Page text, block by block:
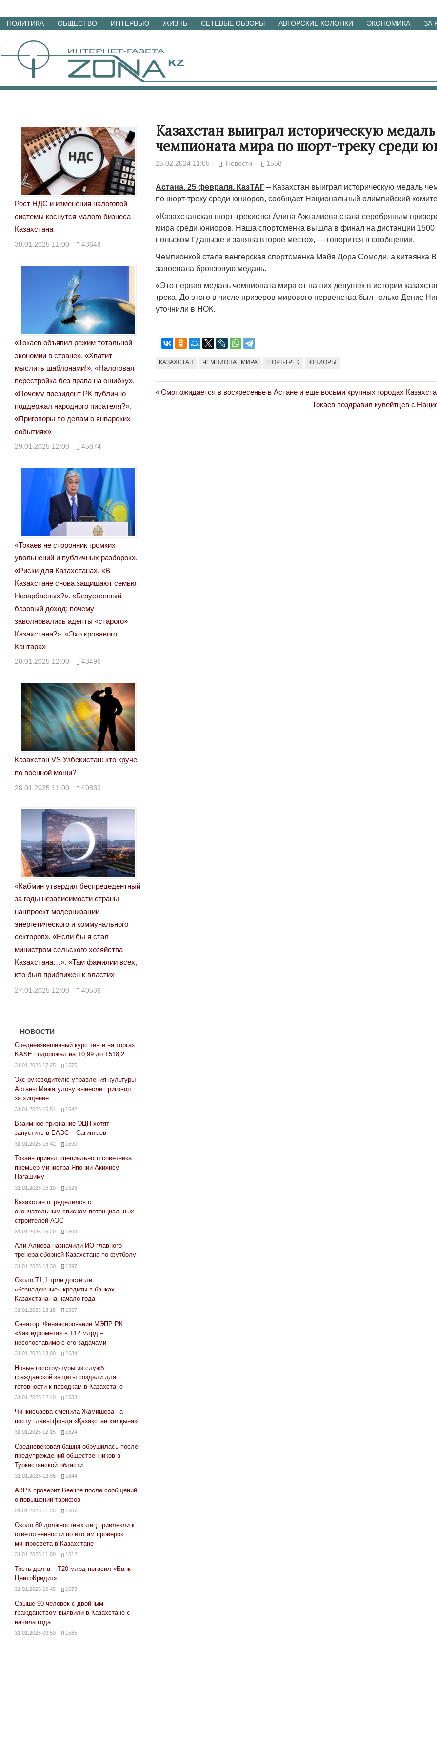
Перейти
материалам
ПОЛИТИКА ОБЩЕСТВО ИНТЕРВЬЮ ЖИЗНЬ СЕТЕВЫЕ ОБЗОРЫ АВТОРСКИЕ КОЛОНКИ ЭКОНОМИКА ЗА
Казахстан выиграл историческую медаль
чемпионата мира по шорт-треку среди
25.02.2024 11:05 Новости 1558
Астана. 25 февраля. КазТАГ – Казахстан выиграл историческую медаль
по шорт-треку среди юниоров, сообщает Национальный олимпийский
«Казахстанская шорт-трекистка Алина Ажгалиева стала серебряным
мира среди юниоров. Наша спортсменка вышла в финал на дистанции
польском Гданьске и заняла второе место», — говорится в сообщении.
Чемпионкой стала венгерская спортсменка Майя Дора Сомоди, а китаянка
завоевала бронзовую медаль.
«Это первая медаль чемпионата мира от наших девушек в истории
трека. До этого в числе призеров мирового первенства был только Денис
уточнили в НОК.
КАЗАХСТАН ЧЕМПИОНАТ МИРА ШОРТ-ТРЕК ЮНИОРЫ
Навигация
по
Previous
Смог ожидается в воскресенье в Астане и еще восьми крупных городах
Next
Post:
Токаев поздравил кувейтцев с
Рост НДС и изменения налоговой
системы коснутся малого бизнеса
Казахстана
30.01.2025 11:00 43648
«Токаев объявил режим тотальной
экономии в стране». «Хватит
мыслить шаблонами!». «Налоговая
перестройка без права на ошибку».
«Почему президент РК публично
поддержал народного писателя?».
«Приговоры по делам о январских
событиях»
29.01.2025 12:00 45874
«Токаев не сторонник громких
увольнений и публичных разборок».
«Риски для Казахстана». «В
Казахстане снова защищают семью
Назарбаевых?». «Безусловный
базовый доход: почему
заволновались адепты «старого»
Казахстана?». «Эхо кровавого
Кантара»
28.01.2025 12:00 43496
Казахстан VS Узбекистан: кто круче
по военной мощи?
28.01.2025 11:00 40833
«Кабмин утвердил беспрецедентный
за годы независимости страны
нацпроект модернизации
энергетического и коммунального
секторов». «Если бы я стал
министром сельского хозяйства
Казахстана…». «Там фамилии всех,
кто был приближен к власти»
27.01.2025 12:00 40536
НОВОСТИ
Средневзвешенный курс тенге на торгах
KASE подорожал на Т0,99 до Т518,2
31.01.2025 17:25 1575
Экс-руководителю управления культуры
Астаны Мажагулову вынесли приговор
за хищение
31.01.2025 16:54 1642
Взаимное признание ЭЦП хотят
запустить в ЕАЭС – Сагинтаев
31.01.2025 16:42 1590
Токаев принял специального советника
премьер-министра Японии Акихису
Нагашиму
31.01.2025 16:10 1523
Казахстан определился с
окончательным списком потенциальных
строителей АЭС
31.01.2025 15:20 1800
Али Алиева назначили ИО главного
тренера сборной Казахстана по футболу
31.01.2025 13:30 1597
Около Т1,1 трлн достигли
«безнадежные» кредиты в банках
Казахстана на начало года
31.01.2025 13:18 1557
Сенатор: Финансирование МЭПР РК
«Казгидромета» в Т12 млрд –
несопоставимо с его задачами
31.01.2025 13:00 1634
Новые госструктуры из служб
гражданской защиты создали для
готовности к паводкам в Казахстане
31.01.2025 12:40 1533
Чинкисбаева сменила Жамишева на
посту главы фонда «Қазақстан халқына»
31.01.2025 12:15 1624
Средневековая башня обрушилась после
предупреждений общественников в
Туркестанской области
31.01.2025 12:05 1644
АЗРК проверит Beeline после сообщений
о повышении тарифов
31.01.2025 11:35 1687
Около 80 должностных лиц привлекли к
ответственности по итогам проверок
минпросвета в Казахстане
31.01.2025 11:00 1612
Треть долга – Т20 млрд погасил «Банк
ЦентрКредит»
31.01.2025 10:45 1673
Свыше 90 человек с двойным
гражданством выявили в Казахстане с
начала года
31.01.2025 09:50 1585
Народ выбрал свет
17.10.2024 17:00 29972
Странная
Дарига не